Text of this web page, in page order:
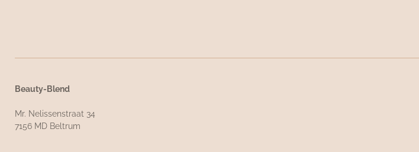
Beauty-Blend
Mr. Nelissenstraat 34
7156 MD Beltrum